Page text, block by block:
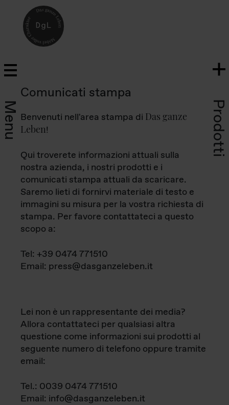
Menu Prodotti
Comunicati stampa
Benvenuti nell'area stampa di Das ganze
Leben!
Qui troverete informazioni attuali sulla
nostra azienda, i nostri prodotti e i
comunicati stampa attuali da scaricare.
Saremo lieti di fornirvi materiale di testo e
immagini su misura per la vostra richiesta di
stampa. Per favore contattateci a questo
scopo a:
Tel: +39 0474 771510
Email: press@dasganzeleben.it
Lei non è un rappresentante dei media?
Allora contattateci per qualsiasi altra
questione come informazioni sui prodotti al
seguente numero di telefono oppure tramite
email:
Tel.: 0039 0474 771510
Email: info@dasganzeleben.it